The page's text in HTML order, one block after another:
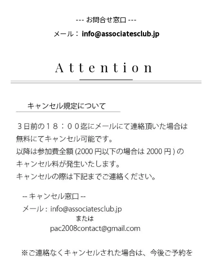
--- お問合せ窓口 ---
メール： info@associatesclub.jp
Attention